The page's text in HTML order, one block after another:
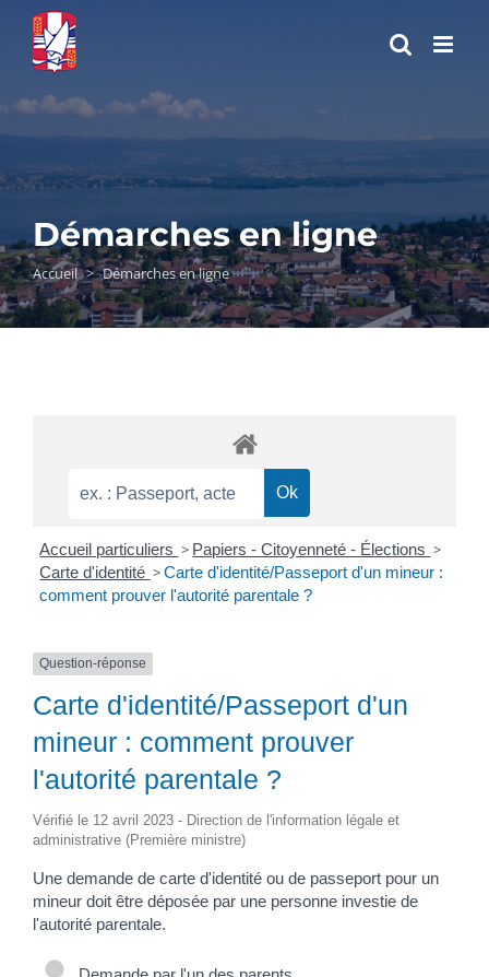
Passer
contenu
Démarches en ligne
Accueil > Démarches en ligne
Accueil particuliers > Papiers - Citoyenneté - Élections >
Carte d'identité > Carte d'identité/Passeport d'un mineur :
comment prouver l'autorité parentale ?
Question-réponse
Carte d'identité/Passeport d'un
mineur : comment prouver
l'autorité parentale ?
Vérifié le 12 avril 2023 - Direction de l'information légale et
administrative (Première ministre)
Une demande de carte d'identité ou de passeport pour un
mineur doit être déposée par une personne investie de
l'autorité parentale.